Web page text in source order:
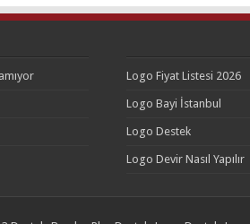
Logo Fiyat Listesi 2026
Logo Bayi İstanbul
Logo Destek
Logo Devir Nasıl Yapılır